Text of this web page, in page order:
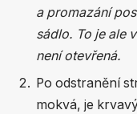
a promazání
sádlo. To je ale
není otevřená.
Po odstranění
mokvá, je